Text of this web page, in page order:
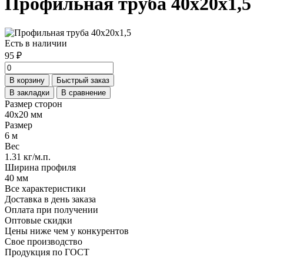
Есть в наличии
95 ₽
В корзину
Быстрый заказ
В закладки
В сравнение
Размер сторон
40х20 мм
Размер
6 м
Вес
1.31 кг/м.п.
Ширина профиля
40 мм
Все характеристики
Доставка в день заказа
Оплата при получении
Оптовые скидки
Цены ниже чем у конкурентов
Свое производство
Продукция по ГОСТ